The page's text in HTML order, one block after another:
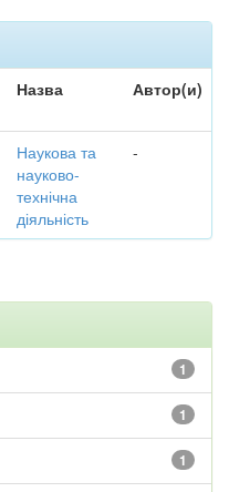
Назва Автор(и)
Наукова та
науково-
технічна
діяльність
-
1
1
1